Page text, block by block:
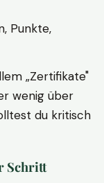
Punkte,
„Zertifikate"
wenig über
du kritisch
Schritt